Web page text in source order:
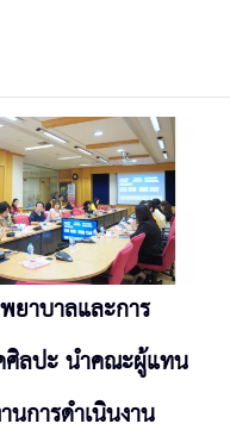
ยาบาลและการ
ศิลปะ นำคณะผู้แทน
นการดำเนินงาน